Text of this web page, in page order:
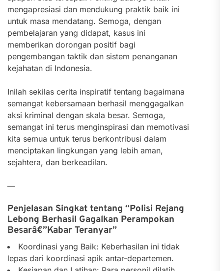
mengapresiasi dan mendukung praktik baik ini
untuk masa mendatang. Semoga, dengan
pembelajaran yang didapat, kasus ini
memberikan dorongan positif bagi
pengembangan taktik dan sistem penanganan
kejahatan di Indonesia.
Inilah sekilas cerita inspiratif tentang bagaimana
semangat kebersamaan berhasil menggagalkan
aksi kriminal dengan skala besar. Semoga,
semangat ini terus menginspirasi dan memotivasi
kita semua untuk terus berkontribusi dalam
menciptakan lingkungan yang lebih aman,
sejahtera, dan berkeadilan.
—
Penjelasan Singkat tentang “Polisi Rejang
Lebong Berhasil Gagalkan Perampokan
Besarâ€”Kabar Teranyar”
Koordinasi yang Baik: Keberhasilan ini tidak
lepas dari koordinasi apik antar-departemen.